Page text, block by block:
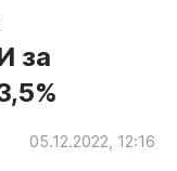
за
05.12.2022, 12:16